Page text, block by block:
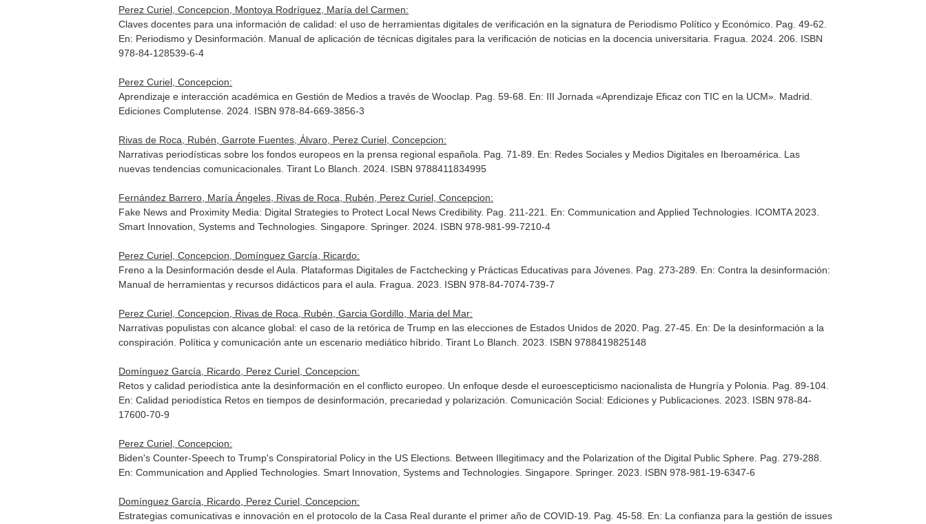
Perez Curiel, Concepcion, Montoya Rodríguez, María del Carmen:
Claves docentes para una información de calidad: el uso de herramientas digitales de verificación en la signatura de Periodismo Político y Económico. Pag. 49-62.
En: Periodismo y Desinformación. Manual de aplicación de técnicas digitales para la verificación de noticias en la docencia universitaria . Fragua. 2024. 206. ISBN
978-84-128539-6-4
Perez Curiel, Concepcion:
Aprendizaje e interacción académica en Gestión de Medios a través de Wooclap. Pag. 59-68. En: III Jornada «Aprendizaje Eficaz con TIC en la UCM» . Madrid.
Ediciones Complutense. 2024. ISBN 978-84-669-3856-3
Rivas de Roca, Rubén, Garrote Fuentes, Álvaro, Perez Curiel, Concepcion:
Narrativas periodísticas sobre los fondos europeos en la prensa regional española. Pag. 71-89. En: Redes Sociales y Medios Digitales en Iberoamérica. Las
nuevas tendencias comunicacionales . Tirant Lo Blanch. 2024. ISBN 9788411834995
Fernández Barrero, María Ángeles, Rivas de Roca, Rubén, Perez Curiel, Concepcion:
Fake News and Proximity Media: Digital Strategies to Protect Local News Credibility. Pag. 211-221. En: Communication and Applied Technologies. ICOMTA 2023.
Smart Innovation, Systems and Technologies . Singapore. Springer. 2024. ISBN 978-981-99-7210-4
Perez Curiel, Concepcion, Domínguez García, Ricardo:
Freno a la Desinformación desde el Aula. Plataformas Digitales de Factchecking y Prácticas Educativas para Jóvenes. Pag. 273-289. En: Contra la desinformación:
Manual de herramientas y recursos didácticos para el aula . Fragua. 2023. ISBN 978-84-7074-739-7
Perez Curiel, Concepcion, Rivas de Roca, Rubén, Garcia Gordillo, Maria del Mar:
Narrativas populistas con alcance global: el caso de la retórica de Trump en las elecciones de Estados Unidos de 2020. Pag. 27-45. En: De la desinformación a la
conspiración. Polí­tica y comunicación ante un escenario mediático híbrido . Tirant Lo Blanch. 2023. ISBN 9788419825148
Domínguez García, Ricardo, Perez Curiel, Concepcion:
Retos y calidad periodística ante la desinformación en el conflicto europeo. Un enfoque desde el euroescepticismo nacionalista de Hungría y Polonia. Pag. 89-104.
En: Calidad periodística Retos en tiempos de desinformación, precariedad y polarización . Comunicación Social: Ediciones y Publicaciones. 2023. ISBN 978-84-
17600-70-9
Perez Curiel, Concepcion:
Biden's Counter-Speech to Trump's Conspiratorial Policy in the US Elections. Between Illegitimacy and the Polarization of the Digital Public Sphere. Pag. 279-288.
En: Communication and Applied Technologies. Smart Innovation, Systems and Technologies . Singapore. Springer. 2023. ISBN 978-981-19-6347-6
Domínguez García, Ricardo, Perez Curiel, Concepcion:
Estrategias comunicativas e innovación en el protocolo de la Casa Real durante el primer año de COVID-19. Pag. 45-58. En: La confianza para la gestión de issues